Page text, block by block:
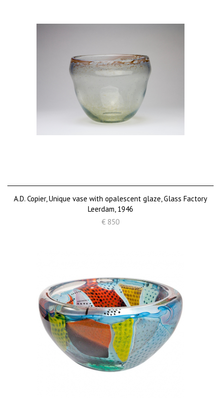
A.D. Copier, Unique vase with opalescent glaze, Glass Factory
Leerdam, 1946
€ 850